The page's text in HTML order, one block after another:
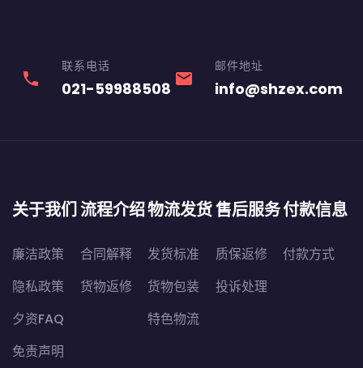
phone
联系电话
021-59988508 email
邮件地址
info@shzex.com
关于我们
廉洁政策
隐私政策
夕资FAQ
免责声明
流程介绍
合同解释
货物返修
物流发货
发货标准
货物包装
特色物流
售后服务
质保返修
投诉处理
付款信息
付款方式